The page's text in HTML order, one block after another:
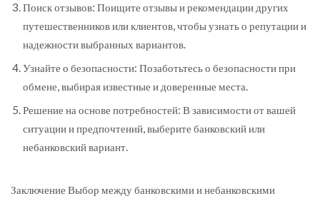
Поиск отзывов: Поищите отзывы и рекомендации других
путешественников или клиентов, чтобы узнать о репутации и
надежности выбранных вариантов.
Узнайте о безопасности: Позаботьтесь о безопасности при
обмене, выбирая известные и доверенные места.
Решение на основе потребностей: В зависимости от вашей
ситуации и предпочтений, выберите банковский или
небанковский вариант.
Заключение Выбор между банковскими и небанковскими